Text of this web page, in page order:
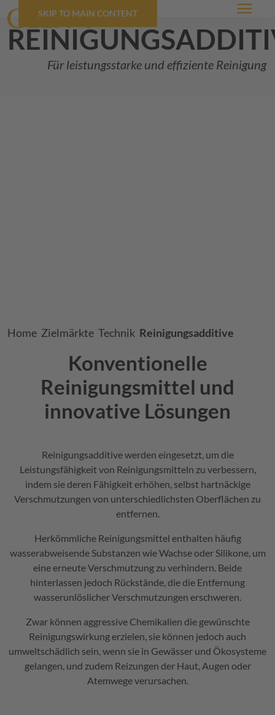
SKIP TO MAIN CONTENT Menü
Für leistungsstarke und effiziente Reinigung
Breadcrumb
Home Zielmärkte Technik Reinigungsadditive
Konventionelle
Reinigungsmittel und
innovative Lösungen
Reinigungsadditive werden eingesetzt, um die
Leistungsfähigkeit von Reinigungsmitteln zu verbessern,
indem sie deren Fähigkeit erhöhen, selbst hartnäckige
Verschmutzungen von unterschiedlichsten Oberflächen zu
entfernen.
Herkömmliche Reinigungsmittel enthalten häufig
wasserabweisende Substanzen wie Wachse oder Silikone, um
eine erneute Verschmutzung zu verhindern. Beide
hinterlassen jedoch Rückstände, die die Entfernung
wasserunlöslicher Verschmutzungen erschweren.
Zwar können aggressive Chemikalien die gewünschte
Reinigungswirkung erzielen, sie können jedoch auch
umweltschädlich sein, wenn sie in Gewässer und Ökosysteme
gelangen, und zudem Reizungen der Haut, Augen oder
Atemwege verursachen.